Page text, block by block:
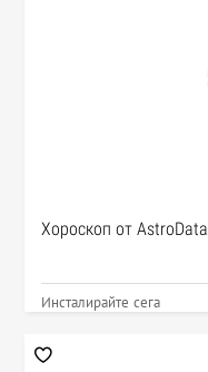
Хороскоп от AstroData
Инсталирайте сега